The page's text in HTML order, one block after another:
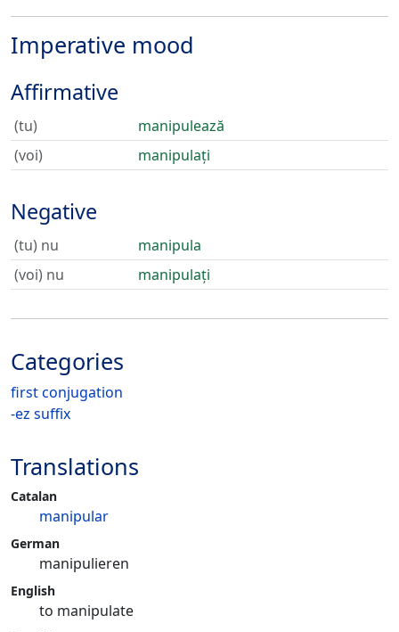
Imperative mood
Affirmative
(tu)
manipulează
(voi)
manipulați
Negative
(tu) nu
manipula
(voi) nu
manipulați
Categories
first conjugation
-ez suffix
Translations
Catalan
manipular
German
manipulieren
English
to manipulate